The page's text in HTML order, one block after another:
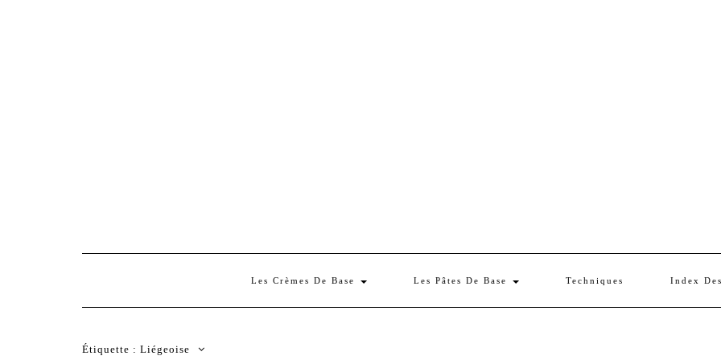
Les Crèmes De Base Les Pâtes De Base Techniques Index
Étiquette : Liégeoise